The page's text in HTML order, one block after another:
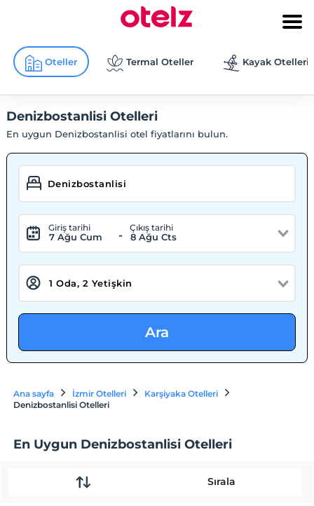
Oteller Termal Oteller Kayak Otelleri
Denizbostanlisi Otelleri
En uygun Denizbostanlisi otel fiyatlarını bulun.
Giriş tarihi
7 Ağu Cum -
Çıkış tarihi
8 Ağu Cts
Ara
Ana sayfa İzmir Otelleri
Karşiyaka Otelleri
Denizbostanlisi Otelleri
En Uygun Denizbostanlisi Otelleri
Sırala